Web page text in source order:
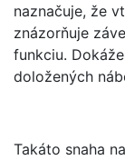
naznačuje, že
znázorňuje
funkciu.
doložených
Takáto snaha